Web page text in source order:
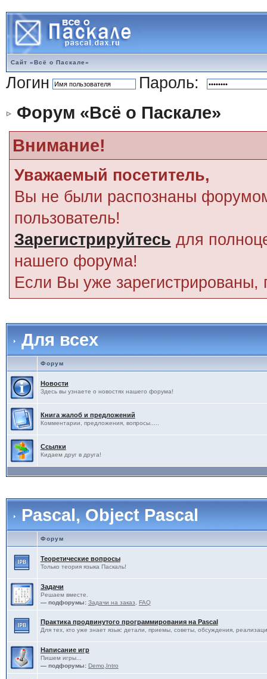
Сайт «Всё о Паскале»
Логин Пароль:
Форум «Всё о Паскале»
Внимание!
Уважаемый посетитель,
Вы не были распознаны
пользователь!
Зарегистрируйтесь для
нашего форума!
Если Вы уже зарегистрированы,
Для всех
Форум
Новости
Здесь вы узнаете о новостях нашего форума!
Книга жалоб и предложений
Комментарии, предложения, вопросы.....
Ссылки
Кидаем друг в друга!
Pascal, Object Pascal
Форум
Теоретические вопросы
Только теория языка Паскаль!
Задачи
Решаем вместе.
— подфорумы: Задачи на заказ FAQ
Практика продвинутого программирования на Pascal
Для тех, кто уже знает язык: детали, приемы, советы, обсуждения,
Написание игр
Пишем игры...
— подфорумы: Demo,Intro